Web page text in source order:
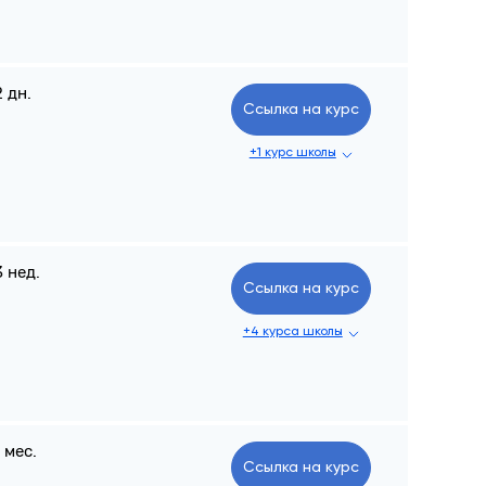
дн.
Ссылка на курс
+1 курс школы
нед.
Ссылка на курс
+4 курса школы
мес.
Ссылка на курс